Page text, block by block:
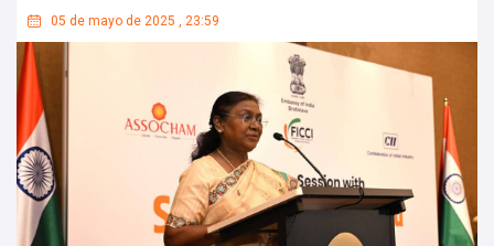
05 de mayo de 2025 , 23:59